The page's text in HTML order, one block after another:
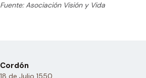
Fuente: Asociación Visión y Vida
Cordón
18 de Julio 1550